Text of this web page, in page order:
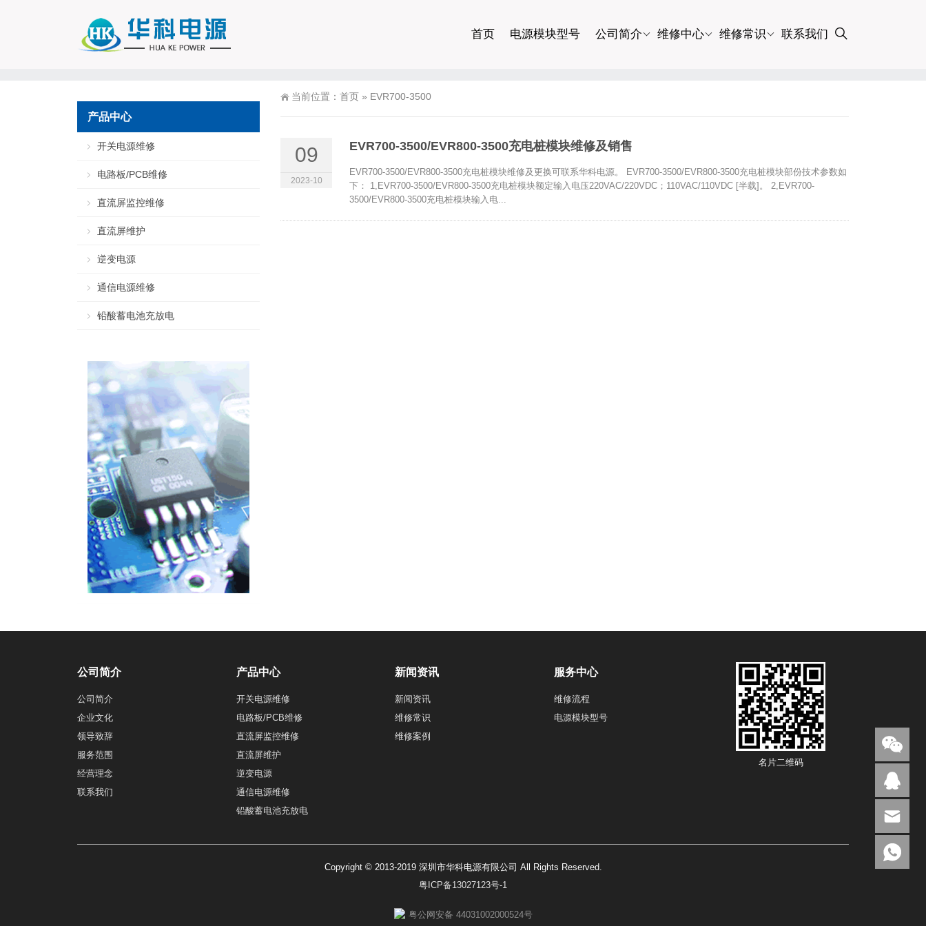
首页 电源模块型号 公司简介 维修中心 维修常识 联系我们
当前位置： 首页 » EVR700-3500
09
2023-10
EVR700-3500/EVR800-3500充电桩模块维修及销售
EVR700-3500/EVR800-3500充电桩模块维修及更换可联系华科电源。 EVR700-3500/EVR800-3500充电桩模块部份技术参数如
下： 1,EVR700-3500/EVR800-3500充电桩模块额定输入电压220VAC/220VDC；110VAC/110VDC [半载]。 2,EVR700-
3500/EVR800-3500充电桩模块输入电...
产品中心
开关电源维修
电路板/PCB维修
直流屏监控维修
直流屏维护
逆变电源
通信电源维修
铅酸蓄电池充放电
公司简介
公司简介
企业文化
领导致辞
服务范围
经营理念
联系我们
产品中心
开关电源维修
电路板/PCB维修
直流屏监控维修
直流屏维护
逆变电源
通信电源维修
铅酸蓄电池充放电
新闻资讯
新闻资讯
维修常识
维修案例
服务中心
维修流程
电源模块型号
名片二维码
Copyright © 2013-2019 深圳市华科电源有限公司 All Rights Reserved.
粤ICP备13027123号-1
粤公网安备 44031002000524号